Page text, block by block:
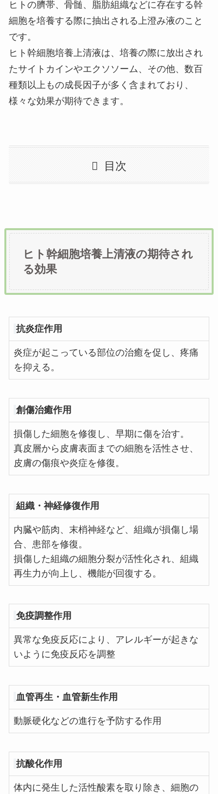
ヒトの臍帯、骨髄、脂肪組織などに存在する幹
細胞を培養する際に抽出される上澄み液のこと
です。
ヒト幹細胞培養上清液は、培養の際に放出され
たサイトカインやエクソソーム、その他、数百
種類以上もの成長因子が多く含まれており、
様々な効果が期待できます。
目次
ヒト幹細胞培養上清液の期待され
る効果
抗炎症作用
炎症が起こっている部位の治癒を促し、疼痛
を抑える。
創傷治癒作用
損傷した細胞を修復し、早期に傷を治す。
真皮層から皮膚表面までの細胞を活性させ、
皮膚の傷痕や炎症を修復。
組織・神経修復作用
内臓や筋肉、末梢神経など、組織が損傷し場
合、患部を修復。
損傷した組織の細胞分裂が活性化され、組織
再生力が向上し、機能が回復する。
免疫調整作用
異常な免疫反応により、アレルギーが起きな
いように免疫反応を調整
血管再生・血管新生作用
動脈硬化などの進行を予防する作用
抗酸化作用
体内に発生した活性酸素を取り除き、細胞の